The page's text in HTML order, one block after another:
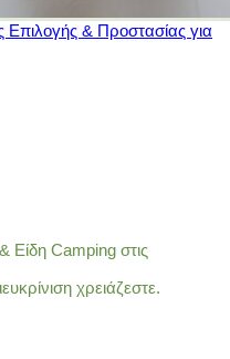
& Προστασίας για
Είδη Camping στις
χρειάζεστε.